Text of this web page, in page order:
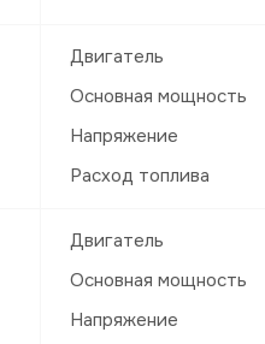
Двигатель
Основная мощность
Напряжение
Расход топлива
Двигатель
Основная мощность
Напряжение